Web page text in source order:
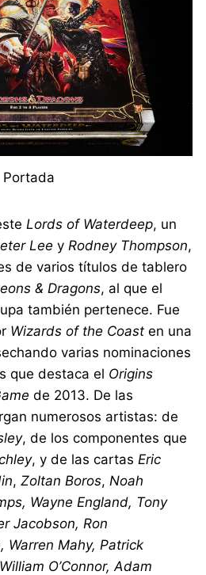
Portada
Lords of Waterdeep, un
Lee y Rodney Thompson,
de varios títulos de tablero
& Dragons, al que el
también pertenece. Fue
Wizards of the Coast en una
varias nominaciones
que destaca el Origins
de 2013. De las
numerosos artistas: de
, de los componentes que
, y de las cartas Eric
,Zoltan Boros, Noah
Wayne England, Tony
Jacobson, Ron
Warren Mahy, Patrick
O’Connor, Adam